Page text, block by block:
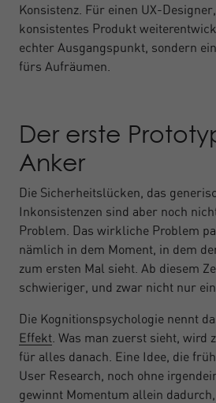
Konsistenz. Für einen UX-
konsistentes Produkt
echter Ausgangspunkt, sondern
fürs Aufräumen.
Der erste
Anker
Die Sicherheitslücken, das
Inkonsistenzen sind aber noch
Problem. Das wirkliche Problem
nämlich in dem Moment, in dem
zum ersten Mal sieht. Ab diesem
schwieriger, und zwar nicht nur ein
Die Kognitionspsychologie nennt
Effekt . Was man zuerst sieht, wird
für alles danach. Eine Idee, die
User Research, noch ohne
gewinnt Momentum allein